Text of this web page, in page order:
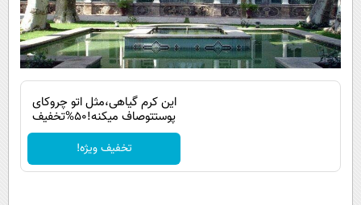
این کرم گیاهی،مثل اتو چروکای
پوستتوصاف میکنه!50%تخفیف
تخفیف ویژه!